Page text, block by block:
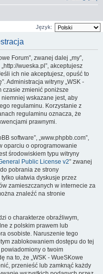
Język:
Forum”, zwanej dalej „my”,
„http://wueska.pl”, akceptujesz
ich nie akceptujesz, opuść to
Administracja witryny „WSK -
czasie zmienić poniższe
wskazane jest, aby
regulaminu. Korzystanie z
regulaminu oznacza, że
prawnymi.
software”, „www.phpbb.com”,
oparciu o oprogramowanie
środowiskiem typu witryny
Public License v2” zwanej
pobrania ze strony
ułatwia dyskusje przez
zamieszczanych w internecie za
znaleźć na stronie
o charakterze obraźliwym,
z polskim prawem lub
osobiste. Naruszenie tego
zablokowaniem dostępu do tej
o twoim
na to, że „WSK - WueSKowe
przenieść lub zamknąć każdy